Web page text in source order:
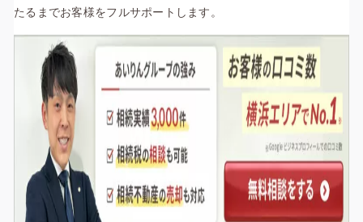
たるまでお客様をフルサポートします。